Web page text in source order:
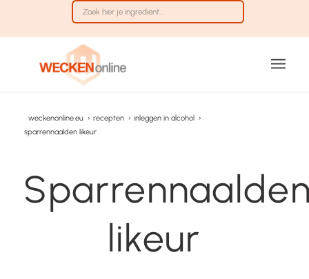
weckenonline.eu › recepten › inleggen in alcohol ›
sparrennaalden likeur
likeur